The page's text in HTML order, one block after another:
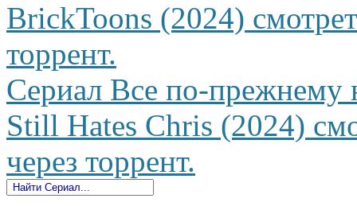
BrickToons (2024)
торрент.
Сериал Все по-
Still Hates Chris (2024)
через торрент.